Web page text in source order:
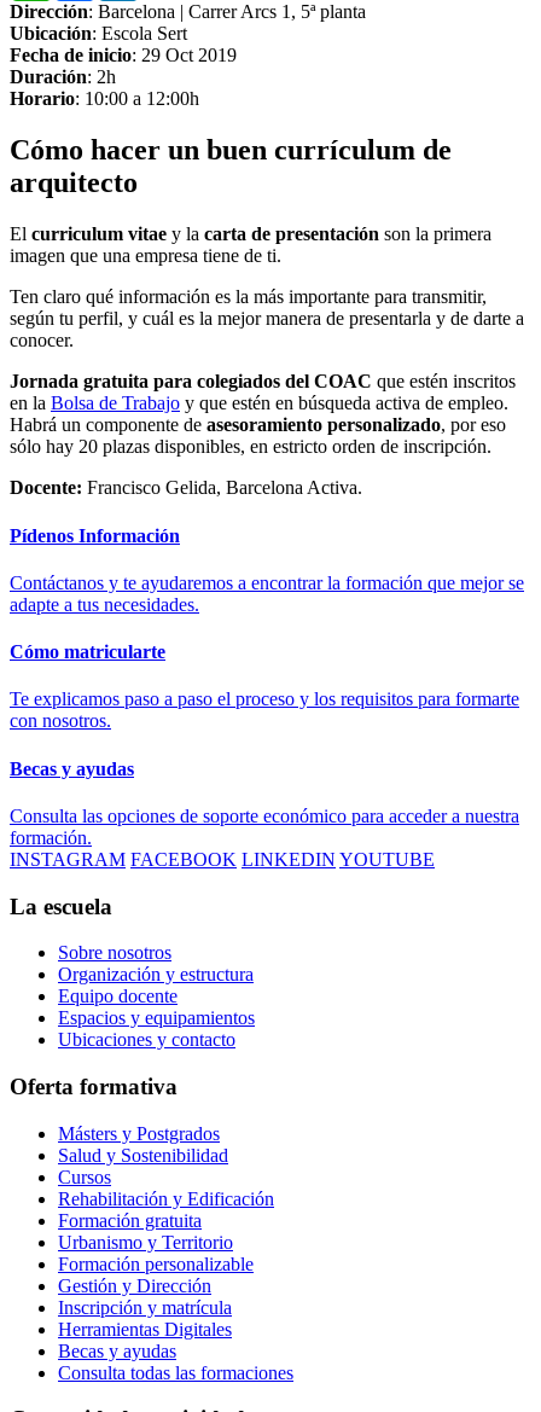
Dirección: Barcelona | Carrer Arcs 1, 5ª planta
Ubicación: Escola Sert
Fecha de inicio: 29 Oct 2019
Duración: 2h
Horario: 10:00 a 12:00h
Cómo hacer un buen currículum de
arquitecto
El curriculum vitae y la carta de presentación son la primera
imagen que una empresa tiene de ti.
Ten claro qué información es la más importante para transmitir,
según tu perfil, y cuál es la mejor manera de presentarla y de darte a
conocer.
Jornada gratuita para colegiados del COAC que estén inscritos
en la Bolsa de Trabajo y que estén en búsqueda activa de empleo.
Habrá un componente de asesoramiento personalizado, por eso
sólo hay 20 plazas disponibles, en estricto orden de inscripción.
Docente: Francisco Gelida, Barcelona Activa.
Pídenos Información
Contáctanos y te ayudaremos a encontrar la formación que mejor se
adapte a tus necesidades.
Cómo matricularte
Te explicamos paso a paso el proceso y los requisitos para formarte
con nosotros.
Becas y ayudas
Consulta las opciones de soporte económico para acceder a nuestra
formación.
INSTAGRAM FACEBOOK LINKEDIN YOUTUBE
La escuela
Sobre nosotros
Organización y estructura
Equipo docente
Espacios y equipamientos
Ubicaciones y contacto
Oferta formativa
Másters y Postgrados
Salud y Sostenibilidad
Cursos
Rehabilitación y Edificación
Formación gratuita
Urbanismo y Territorio
Formación personalizable
Gestión y Dirección
Inscripción y matrícula
Herramientas Digitales
Becas y ayudas
Consulta todas las formaciones